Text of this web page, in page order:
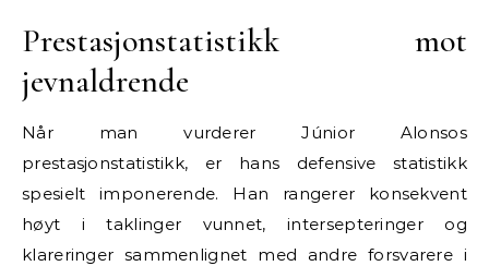
Prestasjonstatistikk mot
jevnaldrende
Når man vurderer Júnior Alonsos
prestasjonstatistikk, er hans defensive statistikk
spesielt imponerende. Han rangerer konsekvent
høyt i taklinger vunnet, intersepteringer og
klareringer sammenlignet med andre forsvarere i